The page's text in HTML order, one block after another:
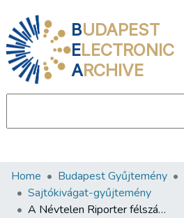
BUDAPEST
ELECTRONIC
ARCHIVE
Communities & Collections
All of DSpace
Home Budapest Gyűjtemény
Sajtókivágat-gyűjtemény
A Névtelen Riporter félszázados jegyzetei